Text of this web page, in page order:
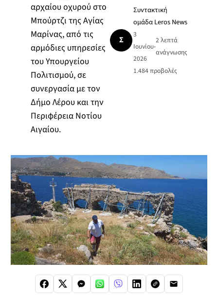
αρχαίου οχυρού στο
Μπούρτζι της Αγίας
Μαρίνας, από τις
αρμόδιες υπηρεσίες
του Υπουργείου
Πολιτισμού, σε
συνεργασία με τον
Δήμο Λέρου και την
Περιφέρεια Νοτίου
Αιγαίου.
Σ
Συντακτική
ομάδα Leros News
3
Ιουνίου
2026
•
2 λεπτά
ανάγνωσης
1.484προβολές